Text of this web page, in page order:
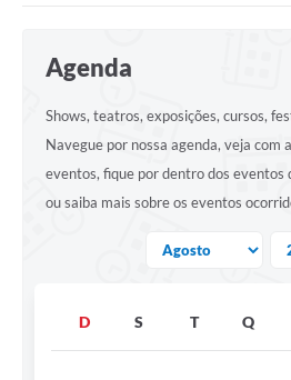
Agenda
Shows, teatros, exposições, cursos,
Navegue por nossa agenda, veja com
eventos, fique por dentro dos eventos
ou saiba mais sobre os eventos
D S T Q